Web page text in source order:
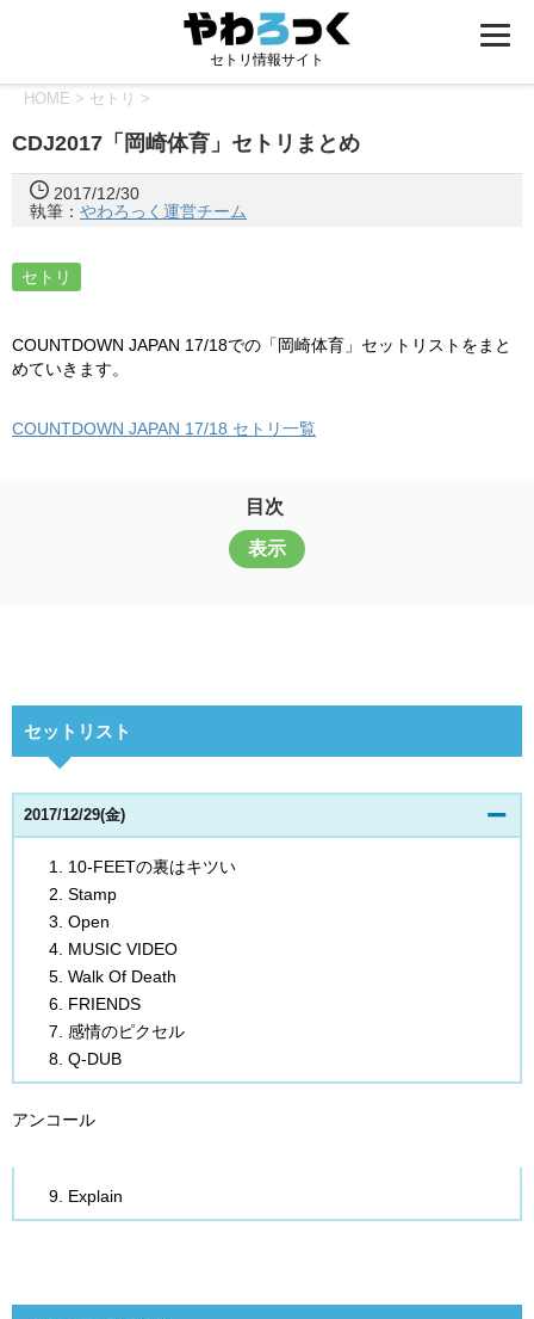
セトリ情報サイト
HOME > セトリ >
CDJ2017「岡崎体育」セトリまとめ
2017/12/30
執筆： やわろっく運営チーム
セトリ
COUNTDOWN JAPAN 17/18での「岡崎体育」セットリストをまと
めていきます。
COUNTDOWN JAPAN 17/18 セトリ一覧
目次
表示
セットリスト
2017/12/29(金)
10-FEETの裏はキツい
Stamp
Open
MUSIC VIDEO
Walk Of Death
FRIENDS
感情のピクセル
Q-DUB
アンコール
Explain